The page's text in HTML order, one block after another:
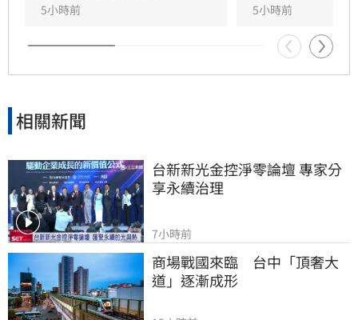
5小時前 5小時前
相關新聞
台新新光金控淨零論壇 專家分
享永續治理
7小時前
商場戰國來臨　台中「頂奢大
道」逐漸成形